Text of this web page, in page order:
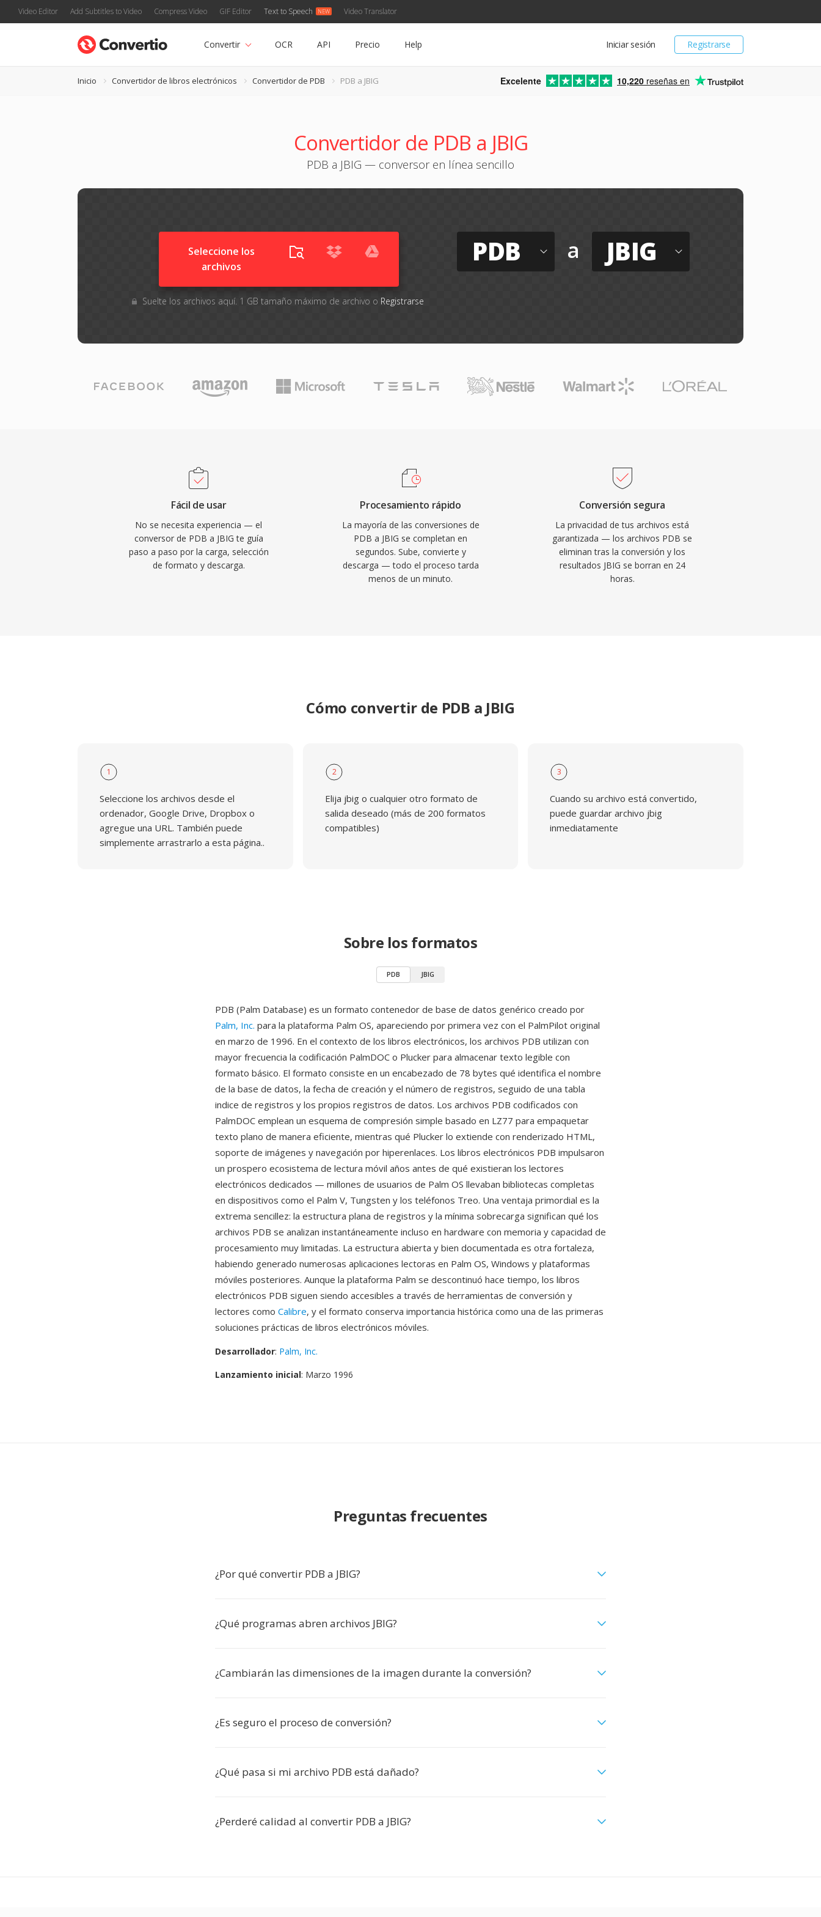
Video Editor Add Subtitles to Video Compress Video GIF Editor Text to Speech Video Translator
Registrarse
Iniciar sesión
Convertir OCR API Precio Help
Inicio Convertidor de libros electrónicos Convertidor de PDB PDB a JBIG Excelente 10,220 reseñas en
Convertidor de PDB a JBIG
PDB a JBIG — conversor en línea sencillo
Seleccione los
archivos
Suelte los archivos aquí. 1 GB tamaño máximo de archivo o Registrarse
PDB a JBIG
Fácil de usar
No se necesita experiencia — el
conversor de PDB a JBIG te guía
paso a paso por la carga, selección
de formato y descarga.
Procesamiento rápido
La mayoría de las conversiones de
PDB a JBIG se completan en
segundos. Sube, convierte y
descarga — todo el proceso tarda
menos de un minuto.
Conversión segura
La privacidad de tus archivos está
garantizada — los archivos PDB se
eliminan tras la conversión y los
resultados JBIG se borran en 24
horas.
Cómo convertir de PDB a JBIG
1
Seleccione los archivos desde el
ordenador, Google Drive, Dropbox o
agregue una URL. También puede
simplemente arrastrarlo a esta página..
2
Elija jbig o cualquier otro formato de
salida deseado (más de 200 formatos
compatibles)
3
Cuando su archivo está convertido,
puede guardar archivo jbig
inmediatamente
Sobre los formatos
PDB JBIG
PDB (Palm Database) es un formato contenedor de base de datos genérico creado por
Palm, Inc. para la plataforma Palm OS, apareciendo por primera vez con el PalmPilot original
en marzo de 1996. En el contexto de los libros electrónicos, los archivos PDB utilizan con
mayor frecuencia la codificación PalmDOC o Plucker para almacenar texto legible con
formato básico. El formato consiste en un encabezado de 78 bytes qué identifica el nombre
de la base de datos, la fecha de creación y el número de registros, seguido de una tabla
indice de registros y los propios registros de datos. Los archivos PDB codificados con
PalmDOC emplean un esquema de compresión simple basado en LZ77 para empaquetar
texto plano de manera eficiente, mientras qué Plucker lo extiende con renderizado HTML,
soporte de imágenes y navegación por hiperenlaces. Los libros electrónicos PDB impulsaron
un prospero ecosistema de lectura móvil años antes de qué existieran los lectores
electrónicos dedicados — millones de usuarios de Palm OS llevaban bibliotecas completas
en dispositivos como el Palm V, Tungsten y los teléfonos Treo. Una ventaja primordial es la
extrema sencillez: la estructura plana de registros y la mínima sobrecarga significan qué los
archivos PDB se analizan instantáneamente incluso en hardware con memoria y capacidad de
procesamiento muy limitadas. La estructura abierta y bien documentada es otra fortaleza,
habiendo generado numerosas aplicaciones lectoras en Palm OS, Windows y plataformas
móviles posteriores. Aunque la plataforma Palm se descontinuó hace tiempo, los libros
electrónicos PDB siguen siendo accesibles a través de herramientas de conversión y
lectores como Calibre, y el formato conserva importancia histórica como una de las primeras
soluciones prácticas de libros electrónicos móviles.
Desarrollador: Palm, Inc.
Lanzamiento inicial: Marzo 1996
Preguntas frecuentes
¿Por qué convertir PDB a JBIG?
¿Qué programas abren archivos JBIG?
¿Cambiarán las dimensiones de la imagen durante la conversión?
¿Es seguro el proceso de conversión?
¿Qué pasa si mi archivo PDB está dañado?
¿Perderé calidad al convertir PDB a JBIG?